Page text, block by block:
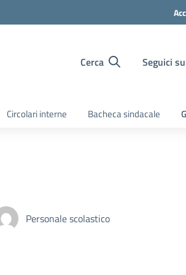
Cerca Seguici
Circolari interne Bacheca sindacale
Personale scolastico